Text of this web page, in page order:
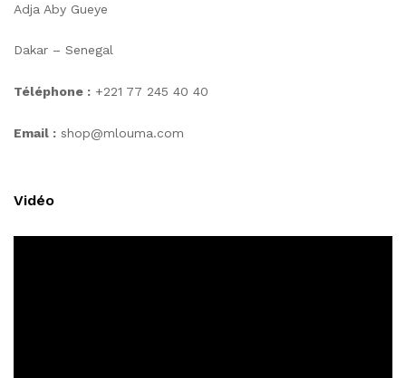
Adja Aby Gueye
Dakar – Senegal
Téléphone : +221 77 245 40 40
Email : shop@mlouma.com
Vidéo